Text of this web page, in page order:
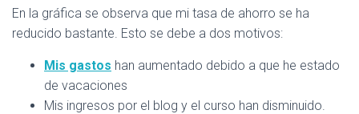
En la gráfica se observa que mi tasa de ahorro se ha
reducido bastante. Esto se debe a dos motivos:
Mis gastos han aumentado debido a que he estado
de vacaciones
Mis ingresos por el blog y el curso han disminuido.